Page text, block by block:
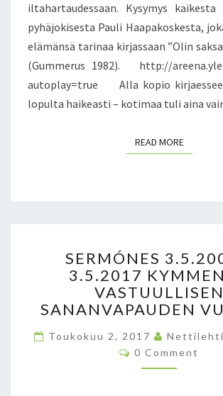
S
U
K
U
P
L
I
S
M
T
O
T
–
U
O
iltahartaudessaan. Kysymys
pyhäjokisesta Pauli Haapakoskesta,
elämänsä tarinaa kirjassaan ”Olin
(Gummerus 1982). http://
autoplay=true Alla kopio
lopulta haikeasti – kotimaa tuli aina
READ MOREREAD
E
R
M
Ó
E
S
3
SERMÓNES
3.5.2017
VASTUULLISEN
SANANVAPAUDEN
Toukokuu 2, 2017
Nettilehti
C
O
0 Comment